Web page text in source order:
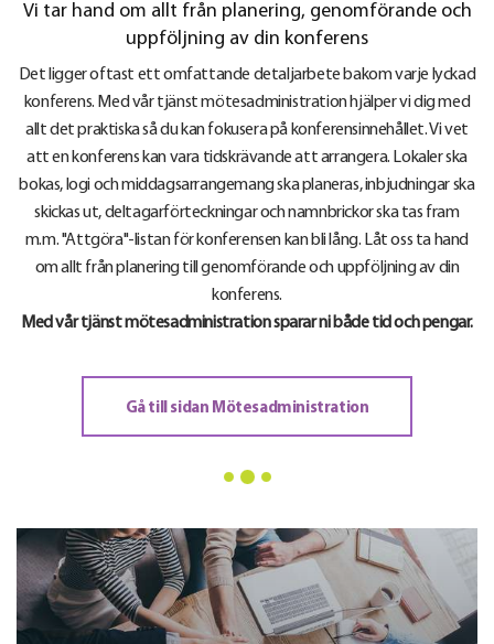
Vi tar hand om allt från planering, genomförande och
uppföljning av din konferens
Det ligger oftast ett omfattande detaljarbete bakom varje lyckad
konferens. Med vår tjänst mötesadministration hjälper vi dig med
allt det praktiska så du kan fokusera på konferensinnehållet. Vi vet
att en konferens kan vara tidskrävande att arrangera. Lokaler ska
bokas, logi och middagsarrangemang ska planeras, inbjudningar ska
skickas ut, deltagarförteckningar och namnbrickor ska tas fram
m.m. "Attgöra"-listan för konferensen kan bli lång. Låt oss ta hand
om allt från planering till genomförande och uppföljning av din
konferens.
Med vår tjänst mötesadministration sparar ni både tid och pengar.
Gå till sidan Mötesadministration